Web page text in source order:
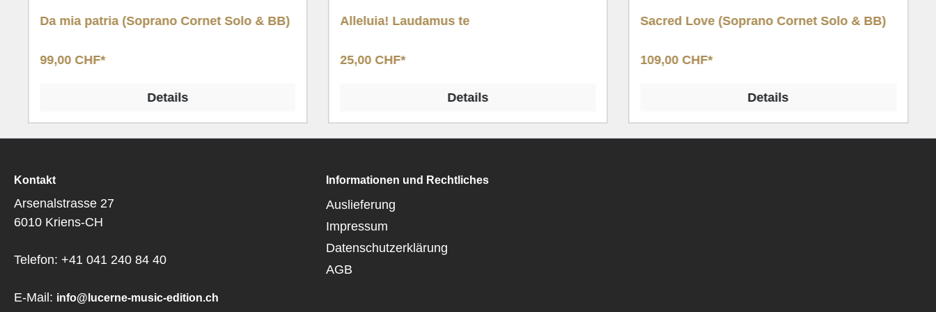
Da mia patria (Soprano Cornet Solo & BB)
99,00 CHF*
Details
Alleluia! Laudamus te
25,00 CHF*
Details
Sacred Love (Soprano Cornet Solo & BB)
109,00 CHF*
Details
Kontakt
Arsenalstrasse 27
6010 Kriens-CH
Telefon: +41 041 240 84 40
E-Mail: info@lucerne-music-edition.ch
Informationen und Rechtliches
Auslieferung
Impressum
Datenschutzerklärung
AGB